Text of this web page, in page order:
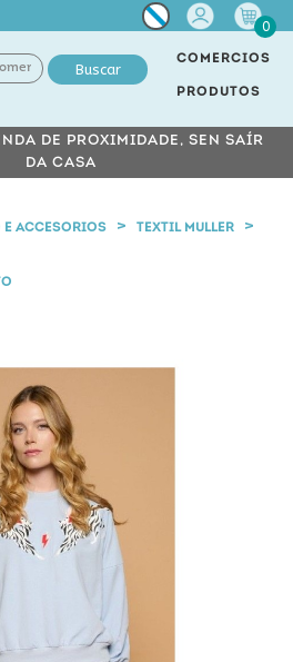
Miña
conta
0
Buscar
COMERCIOS
PRODUTOS
DE PROXIMIDADE, SEN SAÍR
DA CASA
E ACCESORIOS TEXTIL MULLER